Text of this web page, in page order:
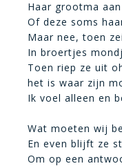
Haar grootma aan
Of deze soms
Maar nee, toen
In broertjes
Toen riep ze uit
het is waar zijn
Ik voel alleen en
Wat moeten wij
En even blijft ze
Om op een